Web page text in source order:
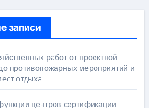
записи
работ от проектной
противопожарных мероприятий и
отдыха
центров сертификации